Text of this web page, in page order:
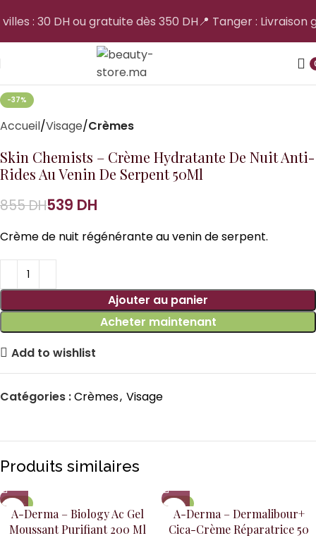
-37%
Accueil Visage Crèmes
Skin Chemists – Crème Hydratante De Nuit Anti-
Rides Au Venin De Serpent 50Ml
855DH539 DH
Crème de nuit régénérante au venin de serpent.
Ajouter au panier
Acheter maintenant
Add to wishlist
Catégories :Crèmes, Visage
Produits similaires
-14%
A-Derma – Biology Ac Gel
Moussant Purifiant 200 Ml
-16%
A-Derma – Dermalibour+
Cica-Crème Réparatrice 50
: 30 DH ou gratuite dès 350 DH📍 Tanger : Livraison